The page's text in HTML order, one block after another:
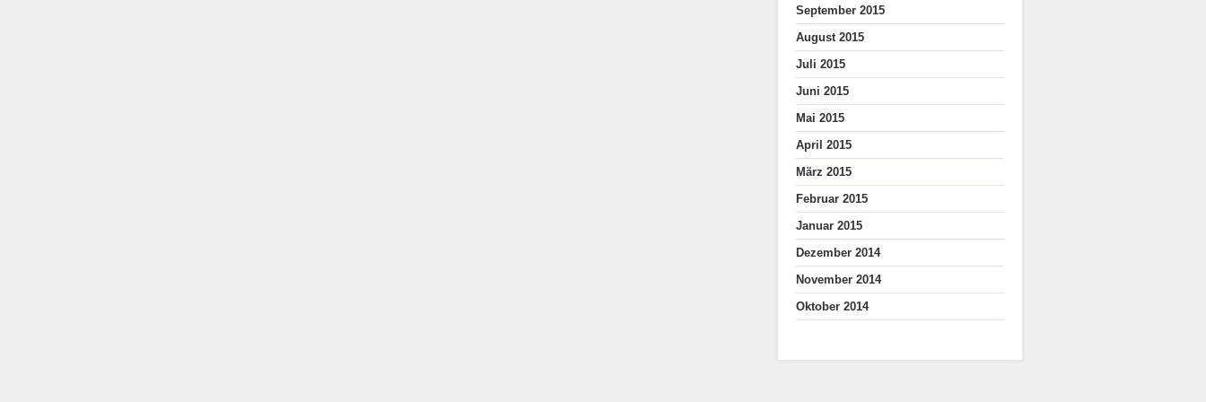
September 2015
August 2015
Juli 2015
Juni 2015
Mai 2015
April 2015
März 2015
Februar 2015
Januar 2015
Dezember 2014
November 2014
Oktober 2014